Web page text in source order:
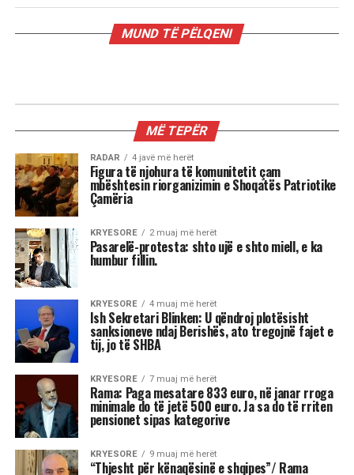
MUND TË PËLQENI
Mamdani, Obama i ‘ri’ dhe çfarë e
frikëson vërtet Trumpin; 3 mesazhet
nga vota në Nju Jork
Shkruar nga Massimo Gaggi
Fitorja e Mamdanit duhet të
trajtohet me kujdes nga
Partia Demokratike. Ajo ka